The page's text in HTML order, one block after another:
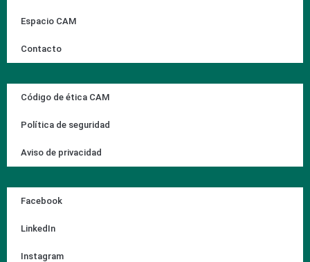
Espacio CAM
Contacto
Código de ética CAM
Política de seguridad
Aviso de privacidad
Facebook
LinkedIn
Instagram